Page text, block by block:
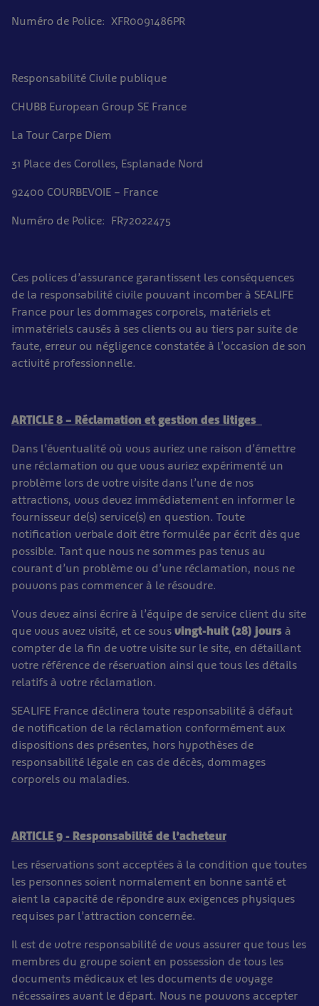
Numéro de Police: XFR0091486PR
Responsabilité Civile publique
CHUBB European Group SE France
La Tour Carpe Diem
31 Place des Corolles, Esplanade Nord
92400 COURBEVOIE – France
Numéro de Police: FR72022475
Ces polices d’assurance garantissent les conséquences
de la responsabilité civile pouvant incomber à SEALIFE
France pour les dommages corporels, matériels et
immatériels causés à ses clients ou au tiers par suite de
faute, erreur ou négligence constatée à l’occasion de son
activité professionnelle.
ARTICLE 8 – Réclamation et gestion des litiges
Dans l’éventualité où vous auriez une raison d’émettre
une réclamation ou que vous auriez expérimenté un
problème lors de votre visite dans l’une de nos
attractions, vous devez immédiatement en informer le
fournisseur de(s) service(s) en question. Toute
notification verbale doit être formulée par écrit dès que
possible. Tant que nous ne sommes pas tenus au
courant d’un problème ou d’une réclamation, nous ne
pouvons pas commencer à le résoudre.
Vous devez ainsi écrire à l’équipe de service client du site
que vous avez visité, et ce sous vingt-huit (28) jours à
compter de la fin de votre visite sur le site, en détaillant
votre référence de réservation ainsi que tous les détails
relatifs à votre réclamation.
SEALIFE France déclinera toute responsabilité à défaut
de notification de la réclamation conformément aux
dispositions des présentes, hors hypothèses de
responsabilité légale en cas de décès, dommages
corporels ou maladies.
ARTICLE 9 - Responsabilité de l’acheteur
Les réservations sont acceptées à la condition que toutes
les personnes soient normalement en bonne santé et
aient la capacité de répondre aux exigences physiques
requises par l’attraction concernée.
Il est de votre responsabilité de vous assurer que tous les
membres du groupe soient en possession de tous les
documents médicaux et les documents de voyage
nécessaires avant le départ. Nous ne pouvons accepter